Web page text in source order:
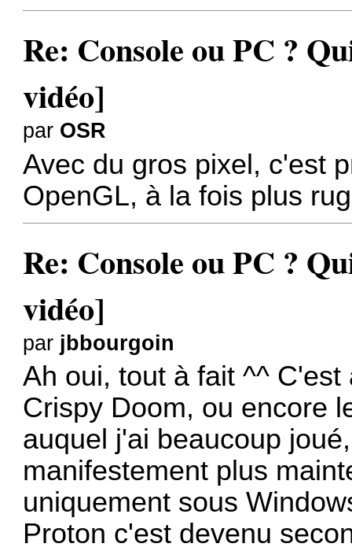
Re: Console ou PC ?
vidéo]
par OSR
Avec du gros pixel, c'est
OpenGL, à la fois plus
Re: Console ou PC ?
vidéo]
par jbbourgoin
Ah oui, tout à fait ^^
Crispy Doom, ou encore
auquel j'ai beaucoup
manifestement plus
uniquement sous
Proton c'est devenu